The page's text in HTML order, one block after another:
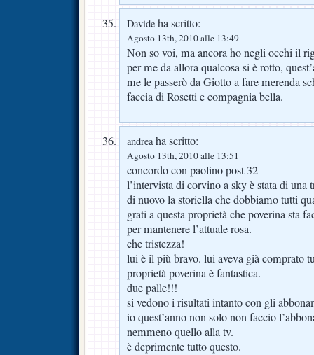
Davide ha scritto:
Agosto 13th, 2010 alle 13:49
Non so voi, ma ancora ho negli occhi il
per me da allora qualcosa si è rotto,
me le passerò da Giotto a fare merenda
faccia di Rosetti e compagnia bella.
andreaha scritto:
Agosto 13th, 2010 alle 13:51
concordo con paolino post 32
l’intervista di corvino a sky è stata di una
di nuovo la storiella che dobbiamo tutti
grati a questa proprietà che poverina sta
per mantenere l’attuale rosa.
che tristezza!
lui è il più bravo. lui aveva già comprato
proprietà poverina è fantastica.
due palle!!!
si vedono i risultati intanto con gli
io quest’anno non solo non faccio
nemmeno quello alla tv.
è deprimente tutto questo.